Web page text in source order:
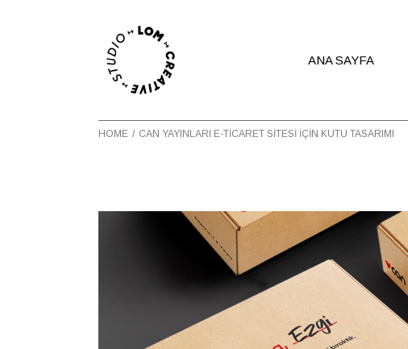
ANA SAYFA
HOME CAN YAYINLARI E-TICARET SITESI IÇIN KUTU TASARIMI